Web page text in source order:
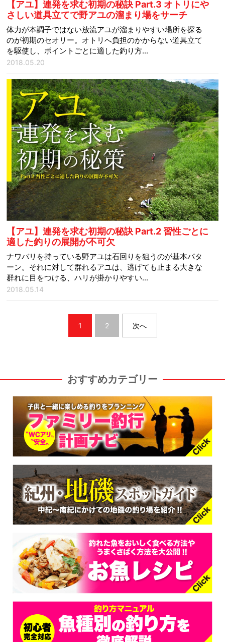
【アユ】連発を求む初期の秘訣 Part.3 オトリにや
さしい道具立てで野アユの溜まり場をサーチ
体力が本調子ではない放流アユが溜まりやすい場所を探る
のが初期のセオリー。オトリへ負担のかからない道具立て
を駆使し、ポイントごとに適した釣り方...
2018.05.20
【アユ】連発を求む初期の秘訣 Part.2 習性ごとに
適した釣りの展開が不可欠
ナワバリを持っている野アユは石回りを狙うのが基本パタ
ーン。それに対して群れるアユは、逃げても止まる大きな
群れに目をつける、ハリが掛かりやすい...
2018.05.14
1 2 次へ
おすすめカテゴリー